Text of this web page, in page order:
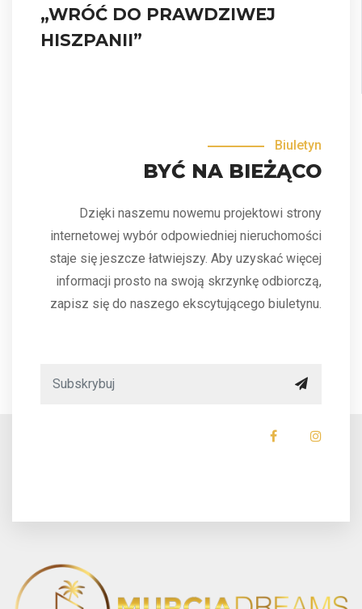
„WRÓĆ DO PRAWDZIWEJ
HISZPANII”
Biuletyn
BYĆ NA BIEŻĄCO
Dzięki naszemu nowemu projektowi strony
internetowej wybór odpowiedniej nieruchomości
staje się jeszcze łatwiejszy. Aby uzyskać więcej
informacji prosto na swoją skrzynkę odbiorczą,
zapisz się do naszego ekscytującego biuletynu.